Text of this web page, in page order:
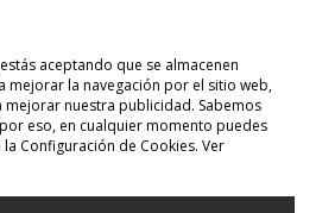
Selecciona País
aceptando que se almacenen
mejorar la navegación por el sitio web,
mejorar nuestra publicidad. Sabemos
eso, en cualquier momento puedes
Configuración de Cookies. Ver